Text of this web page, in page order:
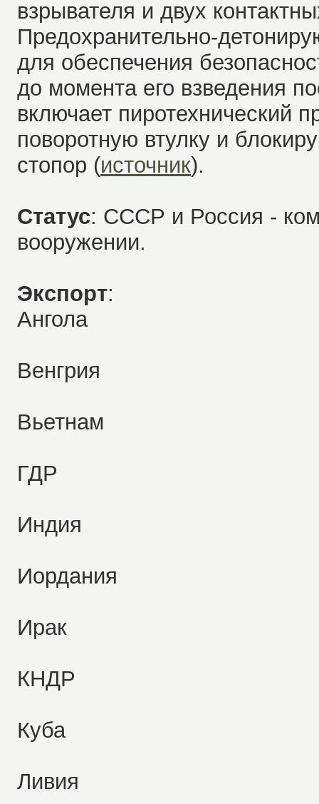
взрывателя и двух
Предохранительно-
для обеспечения
до момента его взведения
включает пиротехнический
поворотную втулку и
стопор (источник).
Статус: СССР и Россия -
вооружении.
Экспорт:
Ангола
Венгрия
Вьетнам
ГДР
Индия
Иордания
Ирак
КНДР
Куба
Ливия